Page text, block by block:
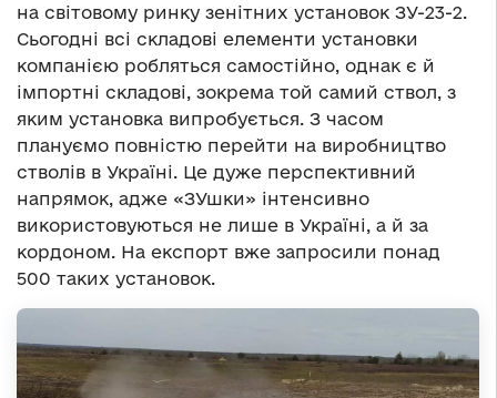
на світовому ринку зенітних установок ЗУ-23-2.
Сьогодні всі складові елементи установки
компанією робляться самостійно, однак є й
імпортні складові, зокрема той самий ствол, з
яким установка випробується. З часом
плануємо повністю перейти на виробництво
стволів в Україні. Це дуже перспективний
напрямок, адже «ЗУшки» інтенсивно
використовуються не лише в Україні, а й за
кордоном. На експорт вже запросили понад
500 таких установок.